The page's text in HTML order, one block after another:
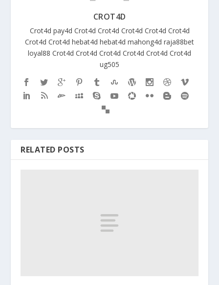
CROT4D
Crot4d pay4d Crot4d Crot4d Crot4d Crot4d Crot4d
Crot4d Crot4d hebat4d hebat4d mahong4d raja88bet
loyal88 Crot4d Crot4d Crot4d Crot4d Crot4d Crot4d
ug505
RELATED POSTS